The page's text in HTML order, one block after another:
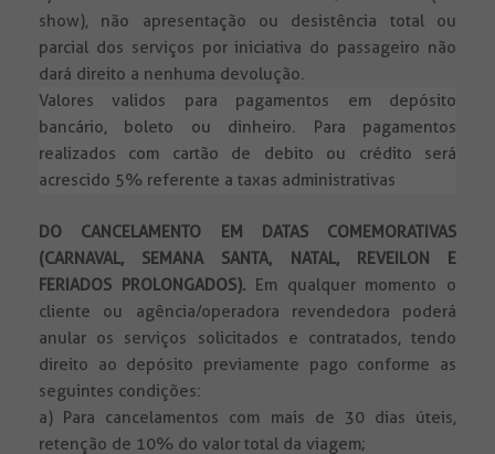
show), não apresentação ou desistência total ou
parcial dos serviços por iniciativa do passageiro não
dará direito a nenhuma devolução.
Valores validos para pagamentos em depósito
bancário, boleto ou dinheiro. Para pagamentos
realizados com cartão de debito ou crédito será
acrescido 5% referente a taxas administrativas
DO CANCELAMENTO EM DATAS COMEMORATIVAS
(CARNAVAL, SEMANA SANTA, NATAL, REVEILON E
FERIADOS PROLONGADOS). Em qualquer momento o
cliente ou agência/operadora revendedora poderá
anular os serviços solicitados e contratados, tendo
direito ao depósito previamente pago conforme as
seguintes condições:
a) Para cancelamentos com mais de 30 dias úteis,
retenção de 10% do valor total da viagem;